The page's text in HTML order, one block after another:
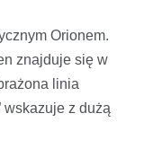
Orionem.
znajduje się w
linia
wskazuje z dużą